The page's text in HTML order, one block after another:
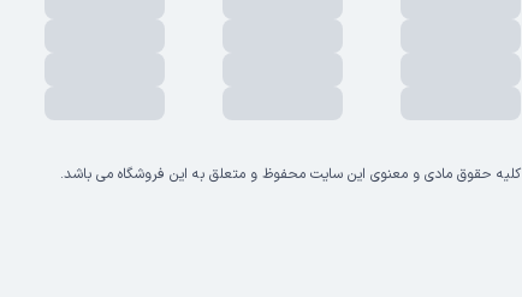
کلیه حقوق مادی و معنوی این سایت محفوظ و متعلق به این فروشگاه می باشد.